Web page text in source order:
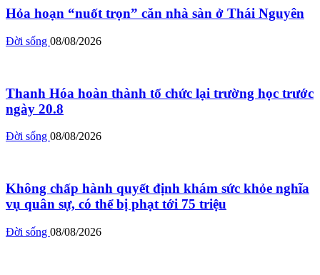
Hỏa hoạn “nuốt trọn” căn nhà sàn ở Thái Nguyên
Đời sống 08/08/2026
Thanh Hóa hoàn thành tổ chức lại trường học trước
ngày 20.8
Đời sống 08/08/2026
Không chấp hành quyết định khám sức khỏe nghĩa
vụ quân sự, có thể bị phạt tới 75 triệu
Đời sống 08/08/2026